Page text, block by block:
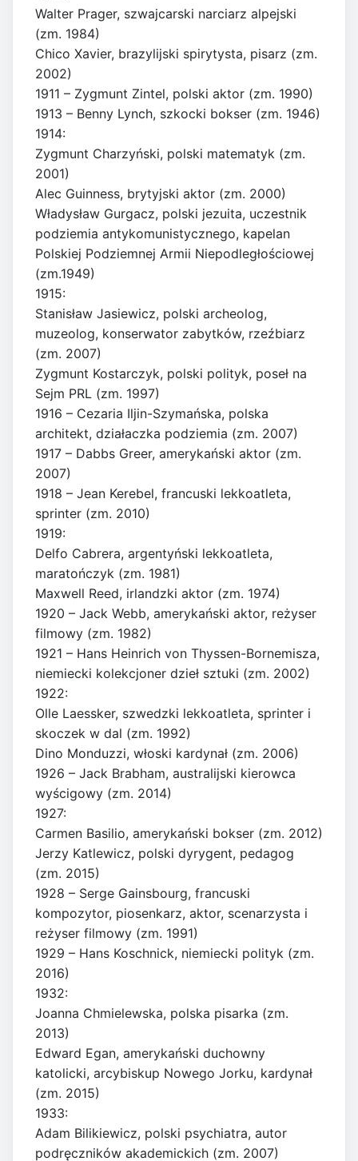
Walter Prager, szwajcarski narciarz alpejski
(zm. 1984)
Chico Xavier, brazylijski spirytysta, pisarz (zm.
2002)
1911 – Zygmunt Zintel, polski aktor (zm. 1990)
1913 – Benny Lynch, szkocki bokser (zm. 1946)
1914:
Zygmunt Charzyński, polski matematyk (zm.
2001)
Alec Guinness, brytyjski aktor (zm. 2000)
Władysław Gurgacz, polski jezuita, uczestnik
podziemia antykomunistycznego, kapelan
Polskiej Podziemnej Armii Niepodległościowej
(zm.1949)
1915:
Stanisław Jasiewicz, polski archeolog,
muzeolog, konserwator zabytków, rzeźbiarz
(zm. 2007)
Zygmunt Kostarczyk, polski polityk, poseł na
Sejm PRL (zm. 1997)
1916 – Cezaria Iljin-Szymańska, polska
architekt, działaczka podziemia (zm. 2007)
1917 – Dabbs Greer, amerykański aktor (zm.
2007)
1918 – Jean Kerebel, francuski lekkoatleta,
sprinter (zm. 2010)
1919:
Delfo Cabrera, argentyński lekkoatleta,
maratończyk (zm. 1981)
Maxwell Reed, irlandzki aktor (zm. 1974)
1920 – Jack Webb, amerykański aktor, reżyser
filmowy (zm. 1982)
1921 – Hans Heinrich von Thyssen-Bornemisza,
niemiecki kolekcjoner dzieł sztuki (zm. 2002)
1922:
Olle Laessker, szwedzki lekkoatleta, sprinter i
skoczek w dal (zm. 1992)
Dino Monduzzi, włoski kardynał (zm. 2006)
1926 – Jack Brabham, australijski kierowca
wyścigowy (zm. 2014)
1927:
Carmen Basilio, amerykański bokser (zm. 2012)
Jerzy Katlewicz, polski dyrygent, pedagog
(zm. 2015)
1928 – Serge Gainsbourg, francuski
kompozytor, piosenkarz, aktor, scenarzysta i
reżyser filmowy (zm. 1991)
1929 – Hans Koschnick, niemiecki polityk (zm.
2016)
1932:
Joanna Chmielewska, polska pisarka (zm.
2013)
Edward Egan, amerykański duchowny
katolicki, arcybiskup Nowego Jorku, kardynał
(zm. 2015)
1933:
Adam Bilikiewicz, polski psychiatra, autor
podręczników akademickich (zm. 2007)